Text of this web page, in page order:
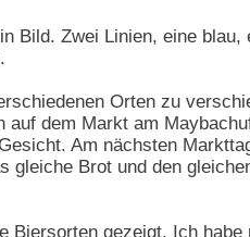
Bild. Zwei Linien, eine
Orten zu
dem Markt am
Am nächsten
Brot und den
gezeigt. Ich